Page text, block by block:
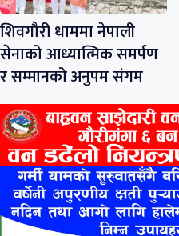
शिवगौरी धाममा नेपाली
सेनाको आध्यात्मिक समर्पण
र सम्मानको अनुपम संगम